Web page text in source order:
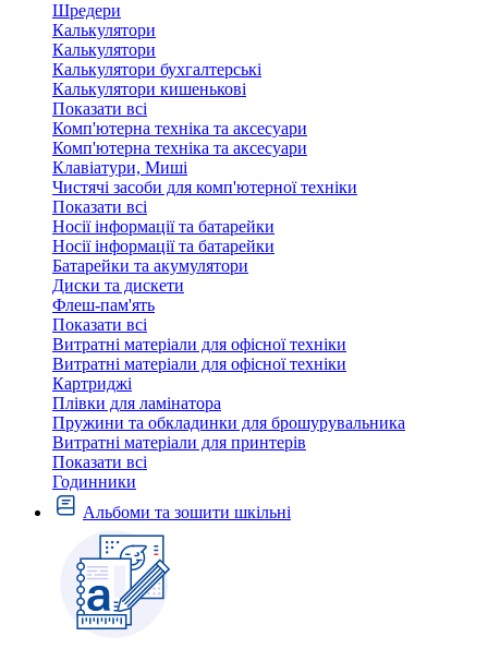
Шредери
Калькулятори
Калькулятори
Калькулятори бухгалтерські
Калькулятори кишенькові
Показати всі
Комп'ютерна техніка та аксесуари
Комп'ютерна техніка та аксесуари
Клавіатури, Миші
Чистячі засоби для комп'ютерної техніки
Показати всі
Носії інформації та батарейки
Носії інформації та батарейки
Батарейки та акумулятори
Диски та дискети
Флеш-пам'ять
Показати всі
Витратні матеріали для офісної техніки
Витратні матеріали для офісної техніки
Картриджi
Плівки для ламінатора
Пружини та обкладинки для брошурувальника
Витратні матеріали для принтерів
Показати всі
Годинники
Альбоми та зошити шкільні